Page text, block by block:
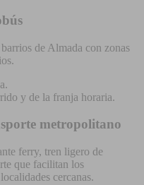
de Almada con zonas
y de la franja horaria.
metropolitano
ferry, tren ligero de
que facilitan los
cercanas.